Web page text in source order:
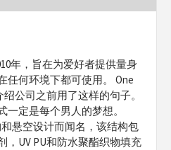
年，旨在为爱好者提供量身
任何环境下都可使用。 One
绍公司之前用了这样的句子。
定是每个男人的梦想。
悬空设计而闻名，该结构包
，UV PU和防水聚酯织物填充